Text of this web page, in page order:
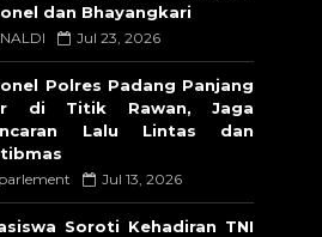
dan Bhayangkari
Jul 23, 2026
Polres Padang Panjang
di Titik Rawan, Jaga
Lalu Lintas dan
Jul 13, 2026
Soroti Kehadiran TNI